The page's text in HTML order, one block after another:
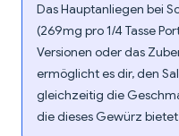
Das Hauptanliegen bei
(269mg pro 1/4 Tasse
Versionen oder das
ermöglicht es dir, den
gleichzeitig die
die dieses Gewürz